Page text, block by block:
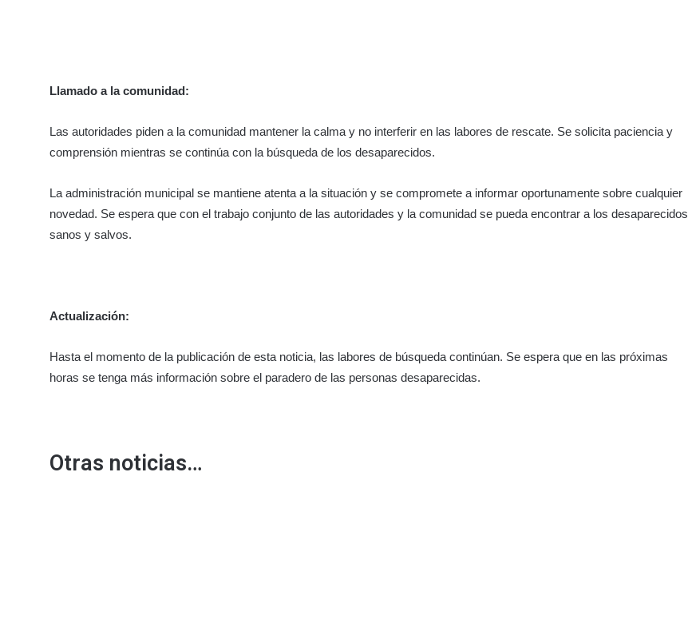
Llamado a la comunidad:
Las autoridades piden a la comunidad mantener la calma y no interferir en las labores de rescate. Se solicita paciencia y
comprensión mientras se continúa con la búsqueda de los desaparecidos.
La administración municipal se mantiene atenta a la situación y se compromete a informar oportunamente sobre cualquier
novedad. Se espera que con el trabajo conjunto de las autoridades y la comunidad se pueda encontrar a los desaparecidos
sanos y salvos.
Actualización:
Hasta el momento de la publicación de esta noticia, las labores de búsqueda continúan. Se espera que en las próximas
horas se tenga más información sobre el paradero de las personas desaparecidas.
Otras noticias…